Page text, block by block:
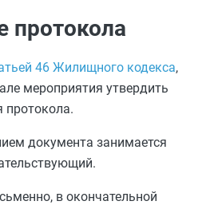
протокола
46 Жилищного кодекса,
мероприятия утвердить
протокола.
документа занимается
в окончательной